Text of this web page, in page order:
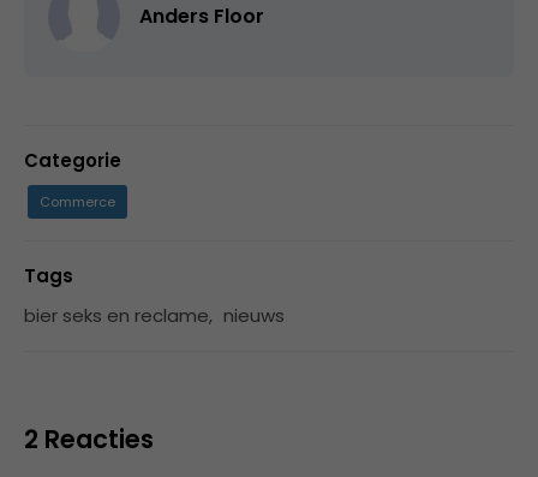
Anders Floor
Categorie
Commerce
Tags
bier seks en reclame, nieuws
2 Reacties